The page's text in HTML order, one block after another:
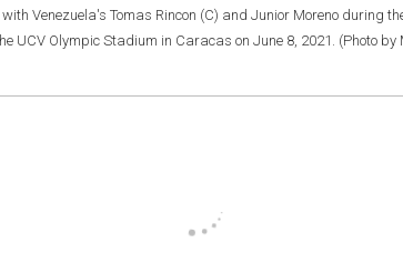
Venezuela's Tomas Rincon (C) and Junior Moreno during
UCV Olympic Stadium in Caracas on June 8, 2021. (Photo